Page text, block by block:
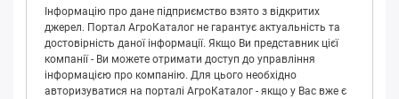
Інформацію про дане підприємство взято з відкритих
джерел. Портал АгроКаталог не гарантує актуальність та
достовірність даної інформації. Якщо Ви представник цієї
компанії - Ви можете отримати доступ до управління
інформацією про компанію. Для цього необхідно
авторизуватися на порталі АгроКаталог - якщо у Вас вже є